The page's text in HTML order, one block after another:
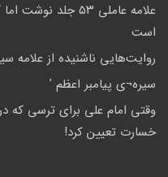
علامه عاملی ۵۳
است
روایت‌هایی ناشنیده از علامه
سيره¬ى پيامبر اعظم ’
وقتی امام علی برای ترسی که
خسارت تعیین کرد!